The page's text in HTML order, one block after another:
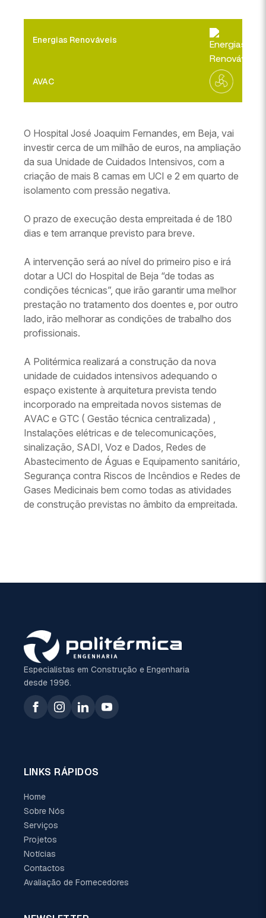
Energias Renováveis
AVAC
O Hospital José Joaquim Fernandes, em Beja, vai
investir cerca de um milhão de euros, na ampliação
da sua Unidade de Cuidados Intensivos, com a
criação de mais 8 camas em UCI e 2 em quarto de
isolamento com pressão negativa.
O prazo de execução desta empreitada é de 180
dias e tem arranque previsto para breve.
A intervenção será ao nível do primeiro piso e irá
dotar a UCI do Hospital de Beja “de todas as
condições técnicas”, que irão garantir uma melhor
prestação no tratamento dos doentes e, por outro
lado, irão melhorar as condições de trabalho dos
profissionais.
A Politérmica realizará a construção da nova
unidade de cuidados intensivos adequando o
espaço existente à arquitetura prevista tendo
incorporado na empreitada novos sistemas de
AVAC e GTC ( Gestão técnica centralizada) ,
Instalações elétricas e de telecomunicações,
sinalização, SADI, Voz e Dados, Redes de
Abastecimento de Águas e Equipamento sanitário,
Segurança contra Riscos de Incêndios e Redes de
Gases Medicinais bem como todas as atividades
de construção previstas no âmbito da empreitada.
Especialistas em Construção e Engenharia
desde 1996.
LINKS RÁPIDOS
Home
Sobre Nós
Serviços
Projetos
Notícias
Contactos
Avaliação de Fornecedores